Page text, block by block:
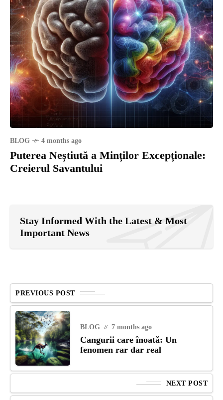
BLOG 4 months ago
Puterea Neștiută a Minților Excepționale:
Creierul Savantului
Stay Informed With the Latest & Most
Important News
PREVIOUS POST
BLOG 7 months ago
Cangurii care înoată: Un
fenomen rar dar real
NEXT POST